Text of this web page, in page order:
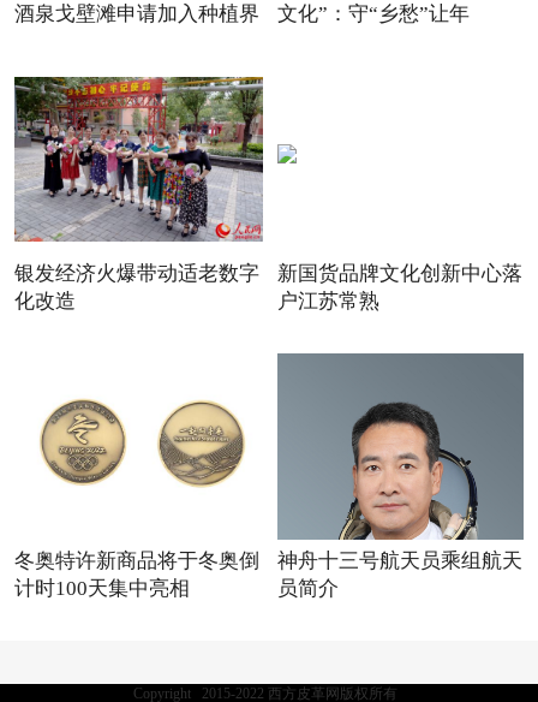
酒泉戈壁滩申请加入种植界
文化”：守“乡愁”让年
银发经济火爆带动适老数字
化改造
新国货品牌文化创新中心落
户江苏常熟
冬奥特许新商品将于冬奥倒
计时100天集中亮相
神舟十三号航天员乘组航天
员简介
Copyright 2015-2022 西方皮革网版权所有